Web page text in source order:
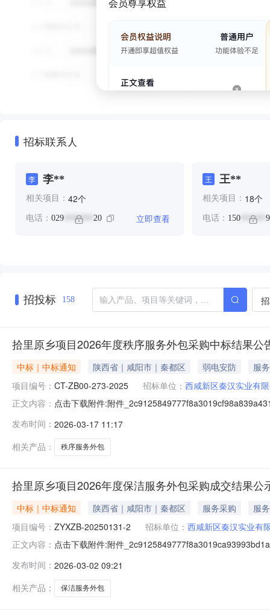
招标联系人
李 李**
相关项目： 42个
电话： 029 ******* 20 立即查看
王 王**
相关项目： 18个
电话： 150******
招投标 158
拾里原乡项目2026年度秩序服务外包采购中标结果公
中标｜中标通知 陕西省｜咸阳市｜秦都区 弱电安防
服务
项目编号： CT-ZB00-273-2025 招标单位： 西咸新区秦汉实业有
正文内容： 点击下载附件:附件
发布时间： 2026-03-17 11:17
相关产品：
秩序服务外包
拾里原乡项目2026年度保洁服务外包采购成交结果公
中标｜中标通知 陕西省｜咸阳市｜秦都区 服务采购
服务
项目编号： ZYXZB-20250131-2 招标单位： 西咸新区秦汉实业有
正文内容： 点击下载附件:附件
发布时间： 2026-03-02 09:21
相关产品：
保洁服务外包